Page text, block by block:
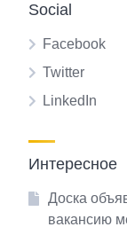
Social
Facebook
Twitter
LinkedIn
Интересное
Доска
вакансию